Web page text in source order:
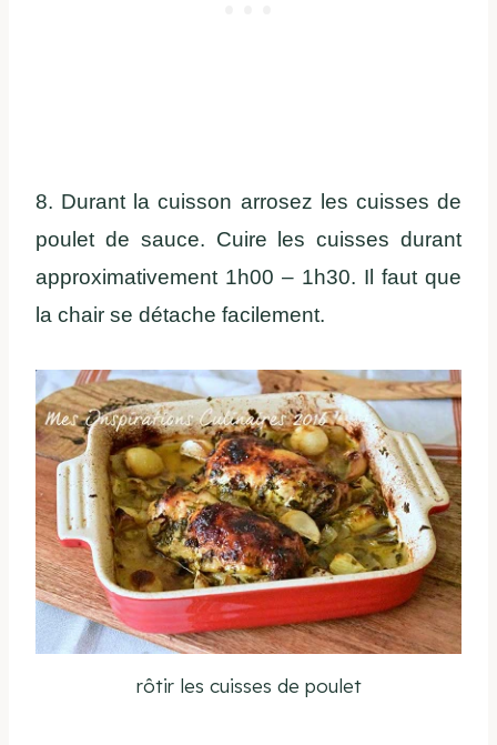
8. Durant la cuisson arrosez les cuisses de
poulet de sauce. Cuire les cuisses durant
approximativement 1h00 – 1h30. Il faut que
la chair se détache facilement.
rôtir les cuisses de poulet